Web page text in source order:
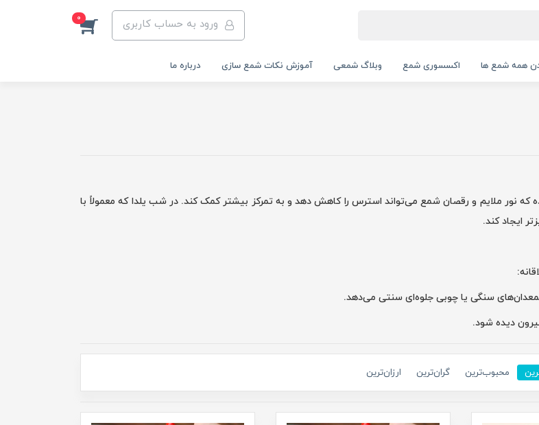
ورود به حساب کاربری 0
همه شمع ها اکسسوری شمع وبلاگ شمعی آموزش نکات شمع سازی درباره ما
که نور ملایم و رقصان شمع می‌تواند استرس را کاهش دهد و به تمرکز بیشتر کمک کند. در شب یلدا که معمولاً با
ایجاد کند.
شمعدان‌های سنگی یا چوبی جلوه‌ای سنتی می‌دهد.
دیده شود.
محبوب‌ترین گران‌ترین ارزان‌ترین